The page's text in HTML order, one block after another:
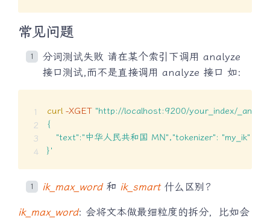
常见问题
分词测试失败 请在某个索引下调用 analyze
接口测试,而不是直接调用 analyze 接口 如:
curl -XGET "http://localhost:9200/your_index/
{
   "text":"中华人民共和国 MN","tokenizer": "my_ik"
}'
ik_max_word和 ik_smart什么区别?
ik_max_word: 会将文本做最细粒度的拆分，比如会